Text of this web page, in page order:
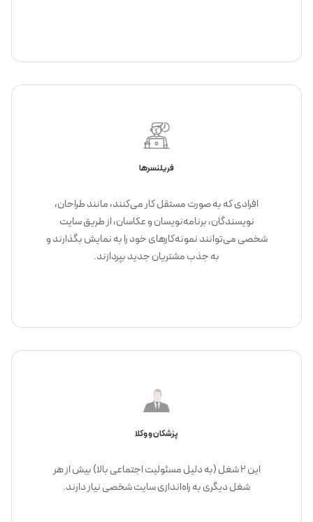
فریلنسرها
افرادی که به صورت مستقل کار می‌کنند، مانند طراحان،
نویسندگان، برنامه‌نویسان و عکاسان، از طریق سایت
شخصی می‌توانند نمونه‌کارهای خود را به نمایش بگذارند و
به جذب مشتریان جدید بپردازند.
پزشکان و وکلا
این ۲ شغل (به دلیل مسئولیت اجتماعی بالا) بیش از هر
شغل دیگری به راه‌اندازی سایت شخصی نیاز دارند.